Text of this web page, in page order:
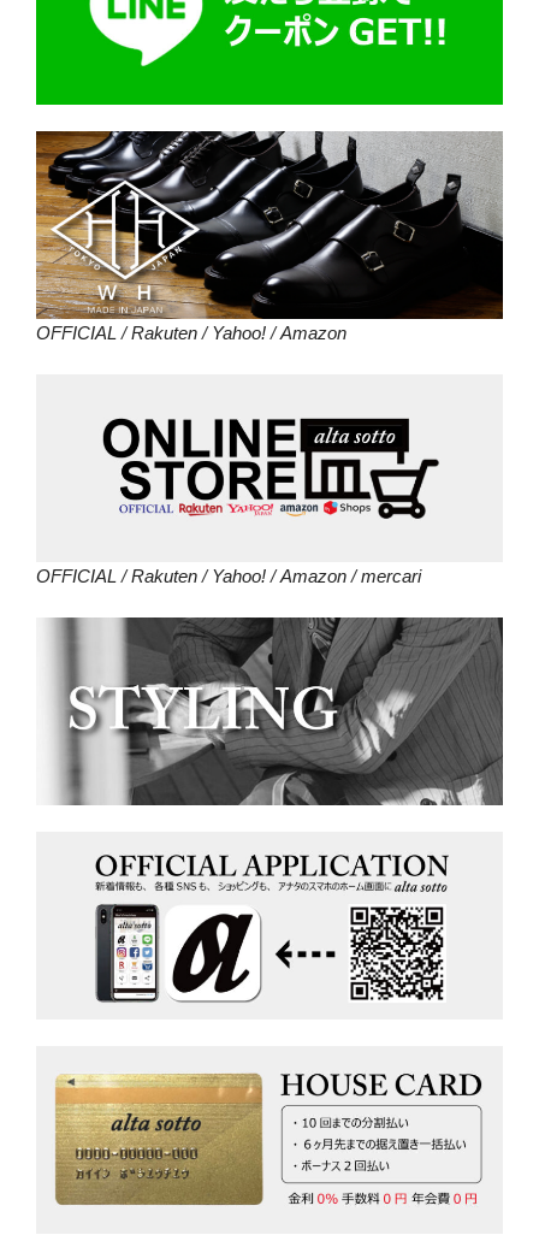
OFFICIAL /Rakuten/Yahoo!/Amazon
OFFICIAL /Rakuten/Yahoo!/Amazon/mercari